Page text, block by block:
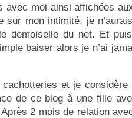
avec moi ainsi affichées
sur mon intimité, je
demoiselle du net. Et
baiser alors je n’ai
cachotteries et je
de ce blog à une fille
2 mois de relation